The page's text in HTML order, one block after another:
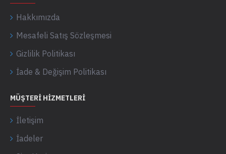
Hakkımızda
Mesafeli Satış Sözleşmesi
Gizlilik Politikası
İade & Değişim Politikası
MÜŞTERI HIZMETLERI
İletişim
İadeler